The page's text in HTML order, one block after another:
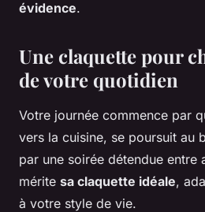
évidence.
Une claquette pour
de votre quotidien
Votre journée commence par
vers la cuisine, se poursuit au
par une soirée détendue entre
mérite sa claquette idéale,
à votre style de vie.